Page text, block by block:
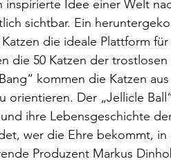
inspirierte Idee einer Welt
sichtbar. Ein
die ideale Plattform
die 50 Katzen der
kommen die Katzen
orientieren. Der „Jellicle
ihre Lebensgeschichte
wer die Ehre bekommt, in
Produzent Markus